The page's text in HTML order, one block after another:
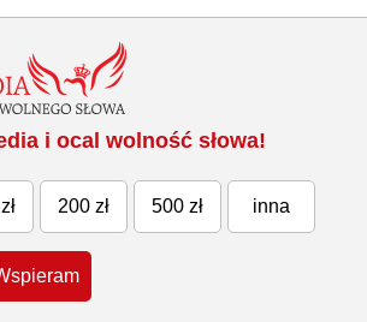
i ocal wolność słowa!
200 zł 500 zł inna